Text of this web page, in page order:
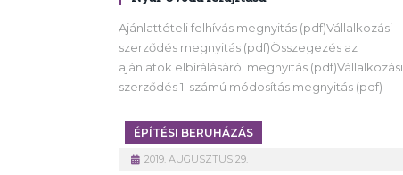
Ajánlattételi felhívás megnyitás (pdf)Vállalkozási
szerződés megnyitás (pdf)Összegezés az
ajánlatok elbírálásáról megnyitás (pdf)Vállalkozási
szerződés 1. számú módosítás megnyitás (pdf)
ÉPÍTÉSI BERUHÁZÁS
2019. AUGUSZTUS 29.